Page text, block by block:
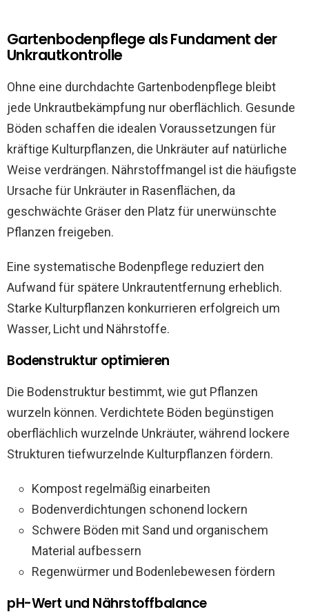
Gartenbodenpflege als Fundament der
Unkrautkontrolle
Ohne eine durchdachte Gartenbodenpflege bleibt
jede Unkrautbekämpfung nur oberflächlich. Gesunde
Böden schaffen die idealen Voraussetzungen für
kräftige Kulturpflanzen, die Unkräuter auf natürliche
Weise verdrängen. Nährstoffmangel ist die häufigste
Ursache für Unkräuter in Rasenflächen, da
geschwächte Gräser den Platz für unerwünschte
Pflanzen freigeben.
Eine systematische Bodenpflege reduziert den
Aufwand für spätere Unkrautentfernung erheblich.
Starke Kulturpflanzen konkurrieren erfolgreich um
Wasser, Licht und Nährstoffe.
Bodenstruktur optimieren
Die Bodenstruktur bestimmt, wie gut Pflanzen
wurzeln können. Verdichtete Böden begünstigen
oberflächlich wurzelnde Unkräuter, während lockere
Strukturen tiefwurzelnde Kulturpflanzen fördern.
Kompost regelmäßig einarbeiten
Bodenverdichtungen schonend lockern
Schwere Böden mit Sand und organischem
Material aufbessern
Regenwürmer und Bodenlebewesen fördern
pH-Wert und Nährstoffbalance